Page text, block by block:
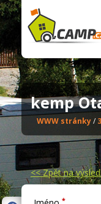
kemp
WWW stránky/
<<Zpět na
*